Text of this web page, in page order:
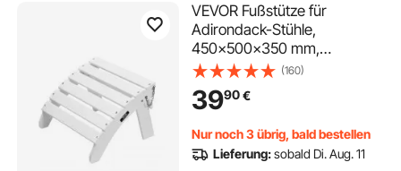
VEVOR Fußstütze für
Adirondack-Stühle,
450x500x350 mm,
klappbarer Adirondack-
Ottomane aus HDPE-
Kunststoff, Gartenstuhl weit
Veranda, Pool, Rasen,
Hinterhof, weiß
(160)
3990€
Nur noch 3 übrig, bald bestellen
Lieferung:sobald Di. Aug. 11